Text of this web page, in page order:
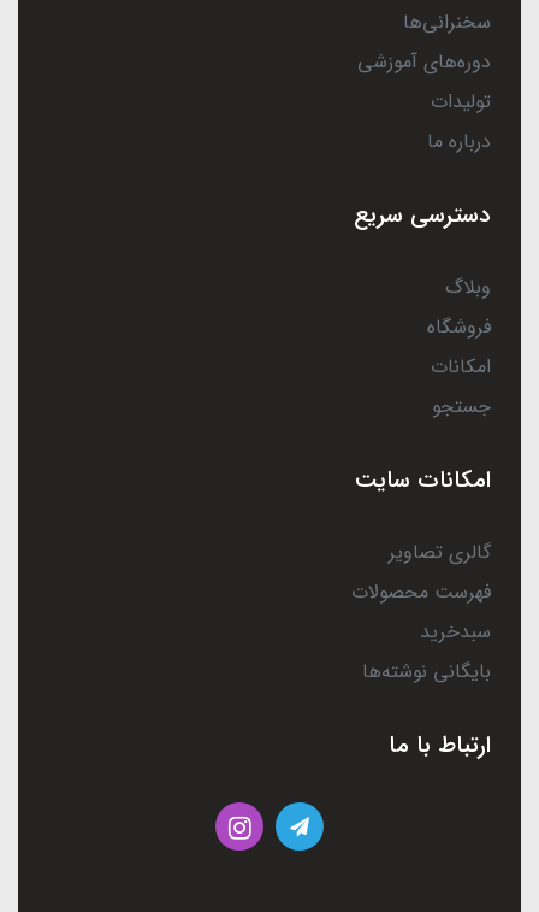
سخنرانی‌ها
دوره‌های آموزشی
تولیدات
درباره ما
دسترسی سریع
وبلاگ
فروشگاه
امکانات
جستجو
امکانات سایت
گالری تصاویر
فهرست محصولات
سبدخرید
بایگانی نوشته‌ها
ارتباط با ما